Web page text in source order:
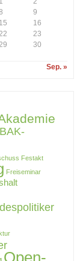
9
15
16
22
23
29
30
Sep. »
BAK-
Festakt
Freiseminar
Open-